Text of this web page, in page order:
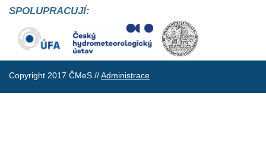
SPOLUPRACUJÍ:
Copyright 2017 ČMeS //Administrace